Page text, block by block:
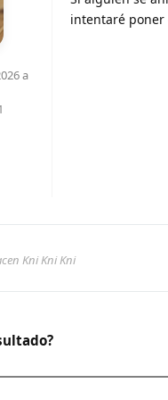
a
intentaré poner
Kni Kni Kni